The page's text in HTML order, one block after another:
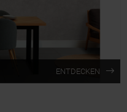
ENTDECKEN